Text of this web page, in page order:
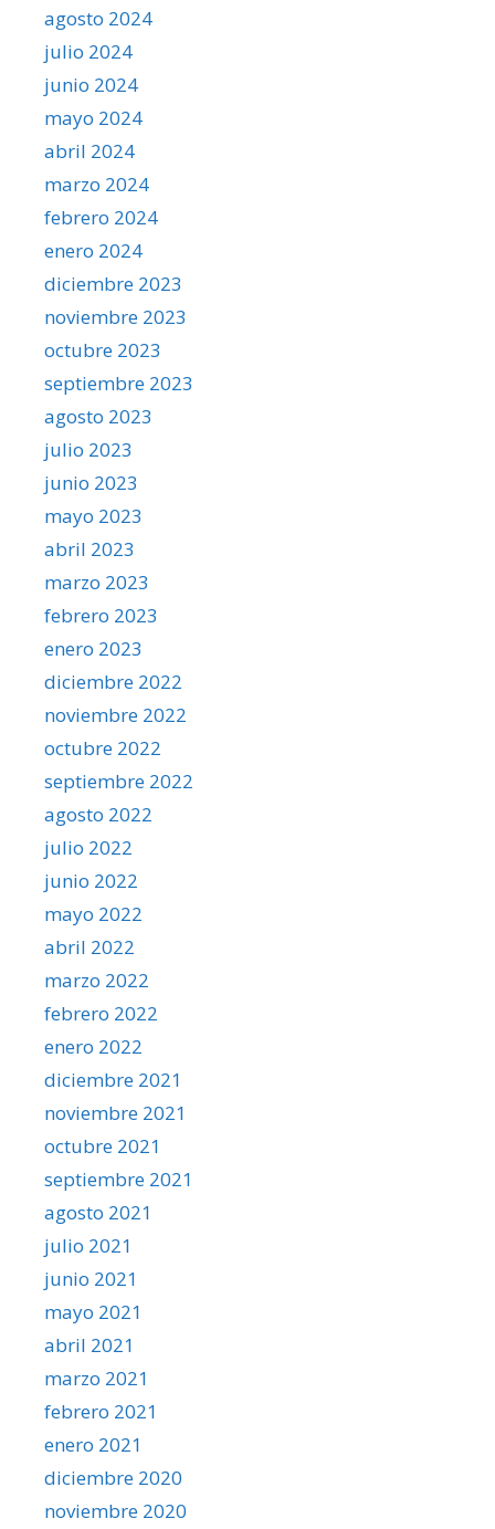
agosto 2024
julio 2024
junio 2024
mayo 2024
abril 2024
marzo 2024
febrero 2024
enero 2024
diciembre 2023
noviembre 2023
octubre 2023
septiembre 2023
agosto 2023
julio 2023
junio 2023
mayo 2023
abril 2023
marzo 2023
febrero 2023
enero 2023
diciembre 2022
noviembre 2022
octubre 2022
septiembre 2022
agosto 2022
julio 2022
junio 2022
mayo 2022
abril 2022
marzo 2022
febrero 2022
enero 2022
diciembre 2021
noviembre 2021
octubre 2021
septiembre 2021
agosto 2021
julio 2021
junio 2021
mayo 2021
abril 2021
marzo 2021
febrero 2021
enero 2021
diciembre 2020
noviembre 2020